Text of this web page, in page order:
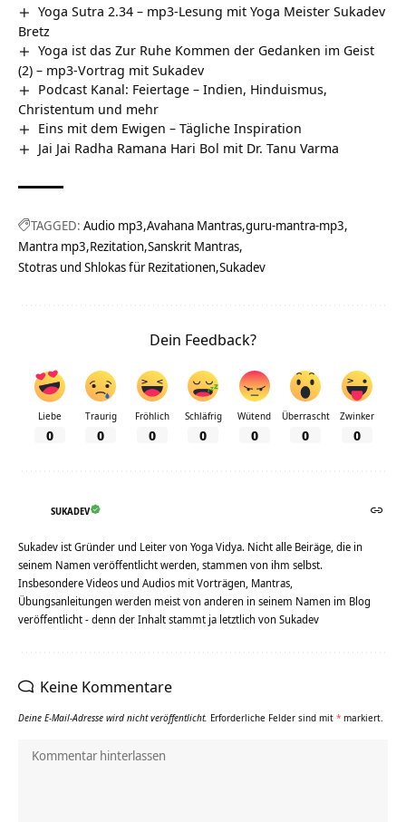
Yoga Sutra 2.34 – mp3-Lesung mit Yoga Meister Sukadev
Bretz
Yoga ist das Zur Ruhe Kommen der Gedanken im Geist
(2) – mp3-Vortrag mit Sukadev
Podcast Kanal: Feiertage – Indien, Hinduismus,
Christentum und mehr
Eins mit dem Ewigen – Tägliche Inspiration
Jai Jai Radha Ramana Hari Bol mit Dr. Tanu Varma
TAGGED: Audio mp3 Avahana Mantras guru-mantra-mp3
Mantra mp3 Rezitation Sanskrit Mantras
Stotras und Shlokas für Rezitationen Sukadev
Dein Feedback?
Liebe
0
Traurig
0
Fröhlich
0
Schläfrig
0
Wütend
0
Überrascht
0
Zwinker
0
SUKADEV
Sukadev ist Gründer und Leiter von Yoga Vidya. Nicht alle Beiräge, die in
seinem Namen veröffentlicht werden, stammen von ihm selbst.
Insbesondere Videos und Audios mit Vorträgen, Mantras,
Übungsanleitungen werden meist von anderen in seinem Namen im Blog
veröffentlicht - denn der Inhalt stammt ja letztlich von Sukadev
Keine Kommentare
Deine E-Mail-Adresse wird nicht veröffentlicht. Erforderliche Felder sind mit * markiert.